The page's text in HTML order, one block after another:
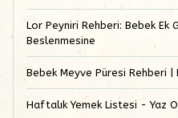
Lor Peyniri Rehberi: Bebek Ek
Beslenmesine
Bebek Meyve Püresi Rehberi |
Haftalık Yemek Listesi - Yaz